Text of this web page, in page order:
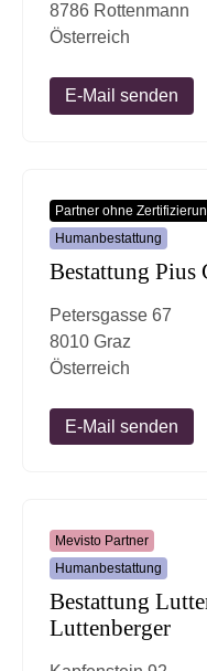
8786 Rottenmann
Österreich
E-Mail senden
Partner ohne
Humanbestattung
Bestattung Pius
Petersgasse 67
8010 Graz
Österreich
E-Mail senden
Mevisto Partner
Humanbestattung
Bestattung
Luttenberger